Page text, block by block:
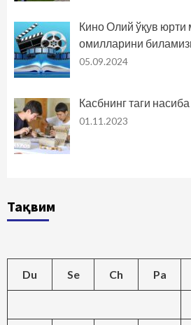
Кино Олий ўқув
омилларини
05.09.2024
Касбнинг таги насиба
01.11.2023
Тақвим
Du Se Ch Pa